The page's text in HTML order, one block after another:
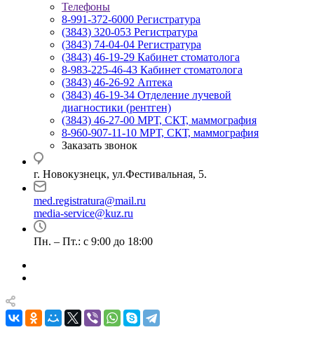
Телефоны
8-991-372-6000 Регистратура
(3843) 320-053 Регистратура
(3843) 74-04-04 Регистратура
(3843) 46-19-29 Кабинет стоматолога
8-983-225-46-43 Кабинет стоматолога
(3843) 46-26-92 Аптека
(3843) 46-19-34 Отделение лучевой
диагностики (рентген)
(3843) 46-27-00 МРТ, СКТ, маммография
8-960-907-11-10 МРТ, СКТ, маммография
Заказать звонок
г. Новокузнецк, ул.Фестивальная, 5.
med.registratura@mail.ru
media-service@kuz.ru
Пн. – Пт.: с 9:00 до 18:00